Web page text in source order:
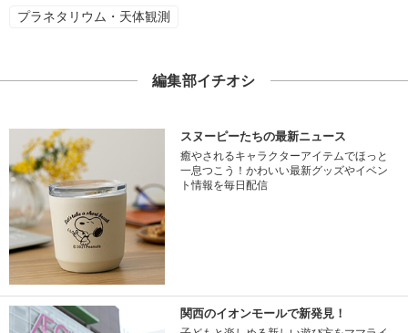
プラネタリウム・天体観測
編集部イチオシ
スヌーピーたちの最新ニュース
癒やされるキャラクターアイテムでほっと
一息つこう！かわいい最新グッズやイベン
ト情報を毎日配信
関西のイオンモールで新発見！